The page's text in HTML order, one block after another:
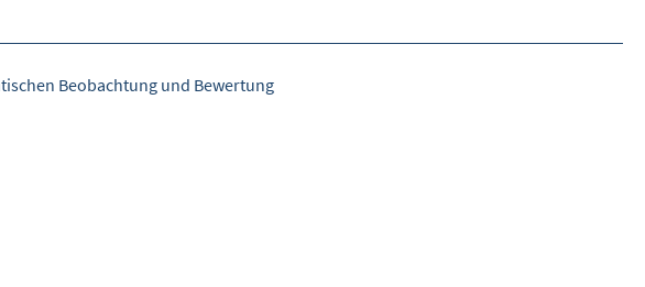
Beobachtung und Bewertung